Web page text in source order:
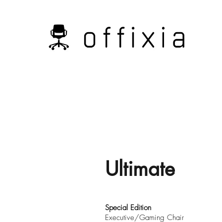
Ultimate
Special Edition
Executive/Gaming Chair